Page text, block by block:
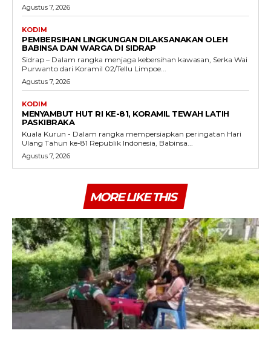
Agustus 7, 2026
KODIM
PEMBERSIHAN LINGKUNGAN DILAKSANAKAN OLEH
BABINSA DAN WARGA DI SIDRAP
Sidrap – Dalam rangka menjaga kebersihan kawasan, Serka Wai
Purwanto dari Koramil 02/Tellu Limpoe...
Agustus 7, 2026
KODIM
MENYAMBUT HUT RI KE-81, KORAMIL TEWAH LATIH
PASKIBRAKA
Kuala Kurun - Dalam rangka mempersiapkan peringatan Hari
Ulang Tahun ke-81 Republik Indonesia, Babinsa...
Agustus 7, 2026
MORE LIKE THIS